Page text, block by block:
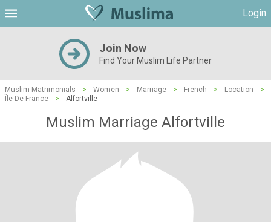
Login
Join Now
Find Your Muslim Life Partner
Muslim Matrimonials > Women > Marriage > French > Location
>
Île-De-France
> Alfortville
Muslim Marriage Alfortville